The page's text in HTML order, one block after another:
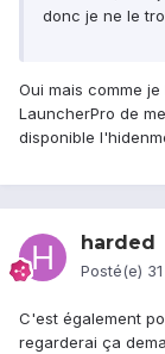
donc je ne le
Oui mais comme
LauncherPro de
disponible
harded
Posté(e)
C'est également
regarderai ça